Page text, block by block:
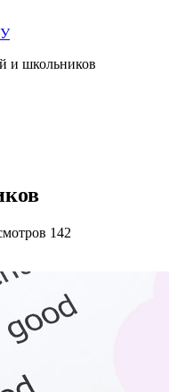
и школьников
142